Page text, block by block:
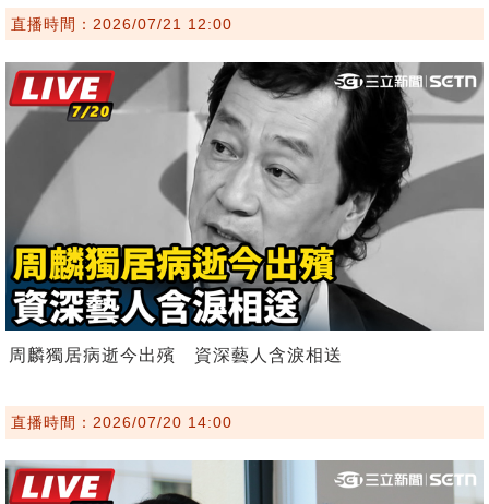
直播時間：2026/07/21 12:00
周麟獨居病逝今出殯 資深藝人含淚相送
直播時間：2026/07/20 14:00